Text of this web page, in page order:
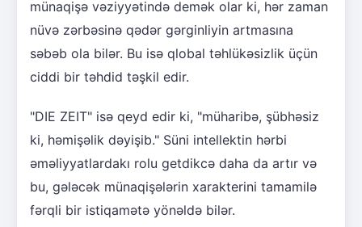
münaqişə vəziyyətində demək olar ki, hər zaman
nüvə zərbəsinə qədər gərginliyin artmasına
səbəb ola bilər. Bu isə qlobal təhlükəsizlik üçün
ciddi bir təhdid təşkil edir.
"DIE ZEIT" isə qeyd edir ki, "müharibə, şübhəsiz
ki, həmişəlik dəyişib." Süni intellektin hərbi
əməliyyatlardakı rolu getdikcə daha da artır və
bu, gələcək münaqişələrin xarakterini tamamilə
fərqli bir istiqamətə yönəldə bilər.